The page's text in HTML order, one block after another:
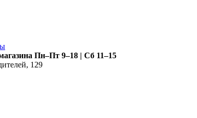
Пн–Пт 9–18 | Сб 11–15
129